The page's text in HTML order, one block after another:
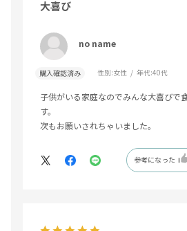
大喜び
no name
購入確認済み 性別:女性 年代:40代
子供がいる家庭なのでみんな大喜びで
す。
次もお願いされちゃいました。
参考になった